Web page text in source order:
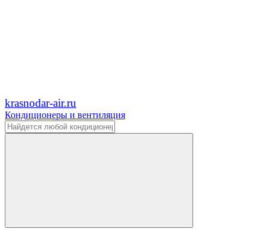
krasnodar-air.ru
Кондиционеры и вентиляция